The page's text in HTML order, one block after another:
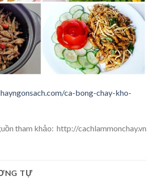
ca-bong-chay-kho-
tham khảo: http://cachlammonchay.vn
TỰ